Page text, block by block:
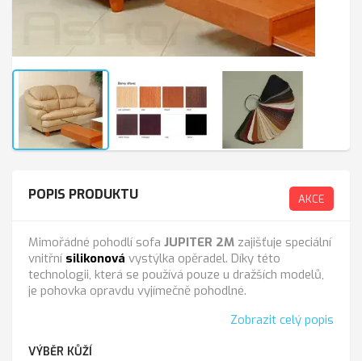
POPIS PRODUKTU AKCE
Mimořádné pohodlí sofa JUPITER 2M zajišťuje speciální
vnitřní silikonová vystýlka opěradel. Díky této
technologii, která se používá pouze u dražších modelů,
je pohovka opravdu vyjímečně pohodlné.
Zobrazit celý popis
VÝBĚR KŮŽÍ